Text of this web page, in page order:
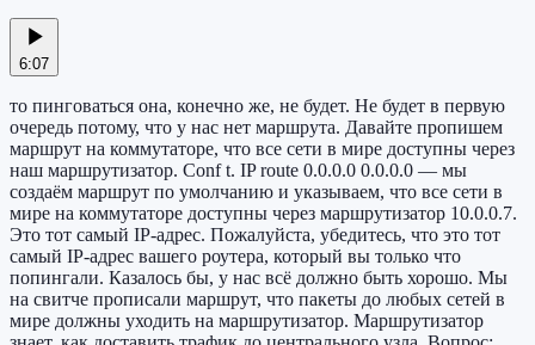
6:07
то пинговаться она, конечно же, не будет. Не будет в первую
очередь потому, что у нас нет маршрута. Давайте пропишем
маршрут на коммутаторе, что все сети в мире доступны через
наш маршрутизатор. Conf t. IP route 0.0.0.0 0.0.0.0 — мы
создаём маршрут по умолчанию и указываем, что все сети в
мире на коммутаторе доступны через маршрутизатор 10.0.0.7.
Это тот самый IP-адрес. Пожалуйста, убедитесь, что это тот
самый IP-адрес вашего роутера, который вы только что
попингали. Казалось бы, у нас всё должно быть хорошо. Мы
на свитче прописали маршрут, что пакеты до любых сетей в
мире должны уходить на маршрутизатор. Маршрутизатор